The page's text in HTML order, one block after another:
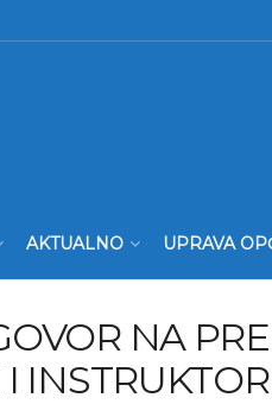
AKTUALNO UPRAVA
NA